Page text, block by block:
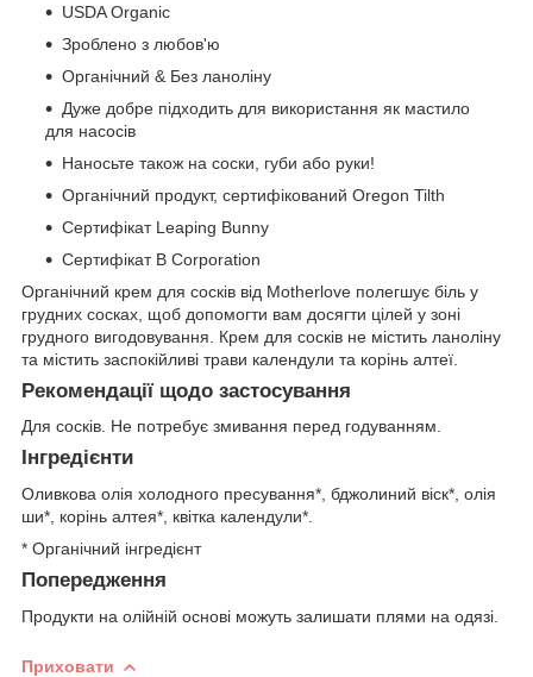
USDA Organic
Зроблено з любов'ю
Органічний & Без ланоліну
Дуже добре підходить для використання як мастило
для насосів
Наносьте також на соски, губи або руки!
Органічний продукт, сертифікований Oregon Tilth
Сертифікат Leaping Bunny
Сертифікат B Corporation
Органічний крем для сосків від Motherlove полегшує біль у
грудних сосках, щоб допомогти вам досягти цілей у зоні
грудного вигодовування. Крем для сосків не містить ланоліну
та містить заспокійливі трави календули та корінь алтеї.
Рекомендації щодо застосування
Для сосків. Не потребує змивання перед годуванням.
Інгредієнти
Оливкова олія холодного пресування*, бджолиний віск*, олія
ши*, корінь алтея*, квітка календули*.
* Органічний інгредієнт
Попередження
Продукти на олійній основі можуть залишати плями на одязі.
Приховати